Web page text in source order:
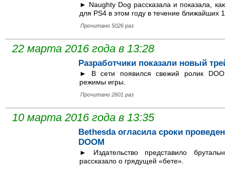
► Naughty Dog рассказала и показала,
для PS4 в этом году в течение ближайших
Прочитано 5026 раз
22 марта 2016 года в 13:28
Разработчики показали новый
► В сети появился свежий ролик
режимы игры.
Прочитано 2601 раз
10 марта 2016 года в 13:35
Bethesda огласила сроки
DOOM
► Издательство представило
рассказало о грядущей «бете».